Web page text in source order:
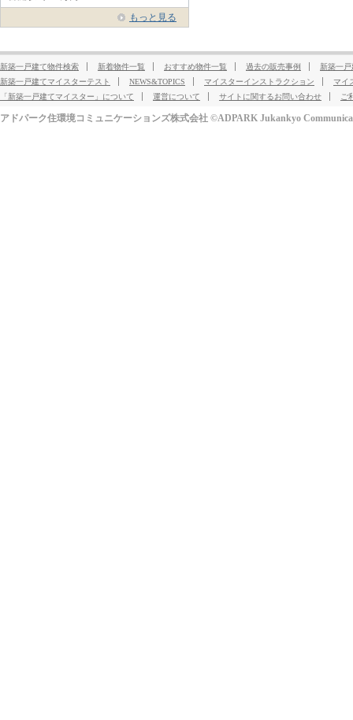
もっと見る
新築一戸建て物件検索 新着物件一覧 おすすめ物件一覧 過去の販売事例
新築一
新築一戸建てマイスターテスト
NEWS&TOPICS マイスターインストラクション
マイ
「新築一戸建てマイスター」について
運営について サイトに関するお問い合わせ ご
アドパーク住環境コミュニケーションズ株式会社 ©ADPARK Jukankyo